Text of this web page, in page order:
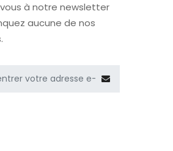
à notre newsletter
aucune de nos